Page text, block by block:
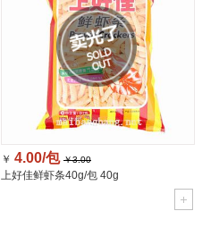
￥ 4.00/包 ￥3.00
上好佳鲜虾条40g/包 40g